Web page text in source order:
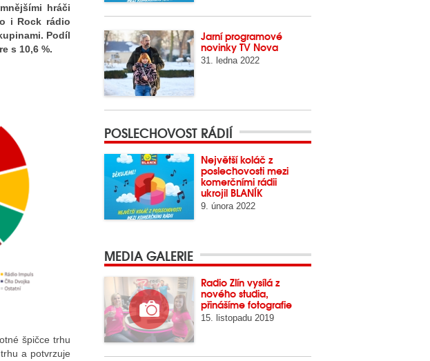
hráči
i Rock rádio
Podíl
s 10,6 %.
špičce trhu
a potvrzuje
Jarní programové
novinky TV Nova
31. ledna 2022
POSLECHOVOST RÁDIÍ
Největší koláč z
poslechovosti mezi
komerčními rádii
ukrojil BLANÍK
9. února 2022
MEDIA GALERIE
Radio Zlín vysílá z
nového studia,
přinášíme fotografie
15. listopadu 2019